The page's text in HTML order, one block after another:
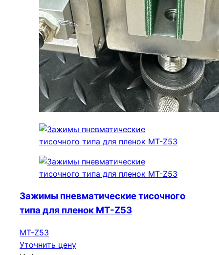
Зажимы пневматические тисочного
типа для пленок МТ-Z53
МТ-Z53
Уточнить цену